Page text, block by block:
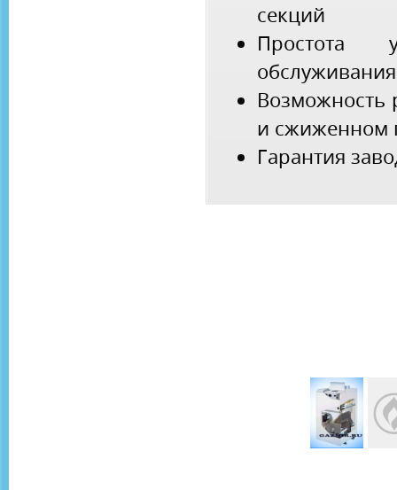
секций
Простота
обслуживания
Возможность
и сжиженном
Гарантия